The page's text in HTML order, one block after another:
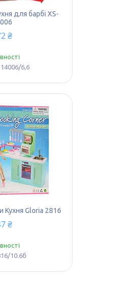
для барбі XS-
₴
6,6
Кухня Gloria 2816
₴
10.6б